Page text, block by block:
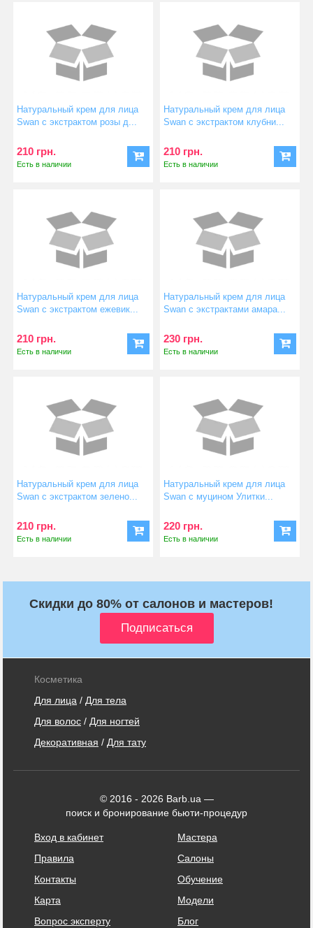
Натуральный крем для лица
Swan с экстрактом розы д...
210 грн.
Есть в наличии
Натуральный крем для лица
Swan с экстрактом клубни...
210 грн.
Есть в наличии
Натуральный крем для лица
Swan с экстрактом ежевик...
210 грн.
Есть в наличии
Натуральный крем для лица
Swan с экстрактами амара...
230 грн.
Есть в наличии
Натуральный крем для лица
Swan с экстрактом зелено...
210 грн.
Есть в наличии
Натуральный крем для лица
Swan с муцином Улитки...
220 грн.
Есть в наличии
Скидки до 80% от салонов и мастеров!
Косметика
Для лица / Для тела
Для волос / Для ногтей
Декоративная / Для тату
© 2016 - 2026 Barb.ua —
поиск и бронирование бьюти-процедур
Вход в кабинет
Правила
Контакты
Карта
Вопрос эксперту
Мастера
Салоны
Обучение
Модели
Блог